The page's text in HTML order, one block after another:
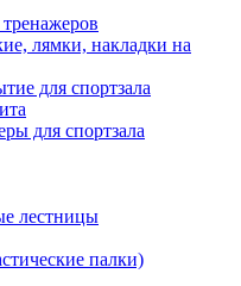
лямки, накладки на
для спортзала
для спортзала
лестницы
палки)